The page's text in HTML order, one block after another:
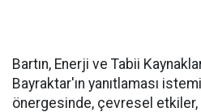
Bartın, Enerji ve Tabii
Bayraktar'ın yanıtlaması
önergesinde, çevresel